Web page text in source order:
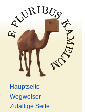
Hauptseite
Wegweiser
Zufällige Seite